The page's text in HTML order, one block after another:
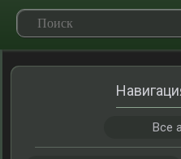
Все